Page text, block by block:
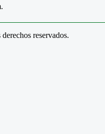
reservados.